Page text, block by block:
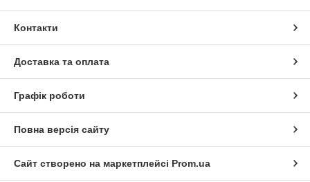
Контакти
Доставка та оплата
Графік роботи
Повна версія сайту
Сайт створено на маркетплейсі Prom.ua